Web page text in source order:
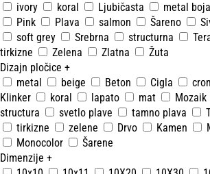
ivory
koral Ljubičasta metal
Pink
Plava salmon Šareno
soft grey
Srebrna structurna
tirkizne
Zelena Zlatna
Žuta
Dizajn pločice +
metal
beige Beton Cigla
Klinker
koral lapato mat Mozaik
structura
svetlo plave tamno plava
tirkizne
zelene Drvo Kamen
Monocolor
Šarene
Dimenzije +